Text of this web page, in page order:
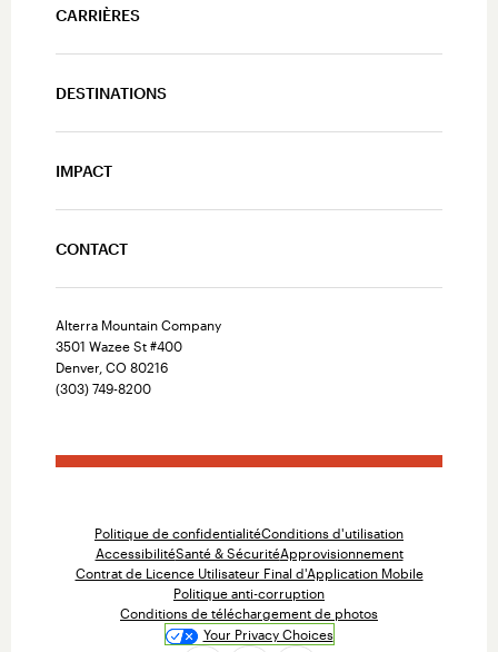
CARRIÈRES
DESTINATIONS
IMPACT
CONTACT
Alterra Mountain Company
3501 Wazee St #400
Denver, CO 80216
(303) 749-8200
Politique de confidentialitéConditions d'utilisation
AccessibilitéSanté & SécuritéApprovisionnement
Contrat de Licence Utilisateur Final d'Application Mobile
Politique anti-corruption
Conditions de téléchargement de photos
Your Privacy Choices